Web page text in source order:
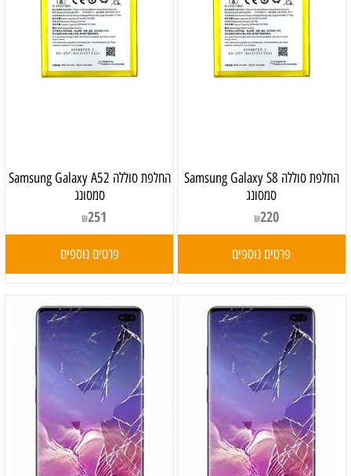
‏החלפת סוללה Samsung Galaxy S8
סמסונג
₪220
פרטים נוספים
‏החלפת סוללה Samsung Galaxy A52
סמסונג
₪251
פרטים נוספים